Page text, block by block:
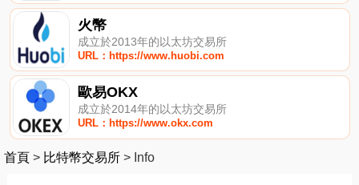
火幣
成立於2013年的以太坊交易所
URL：https://www.huobi.com
歐易OKX
成立於2014年的以太坊交易所
URL：https://www.okx.com
首頁 > 比特幣交易所 > Info